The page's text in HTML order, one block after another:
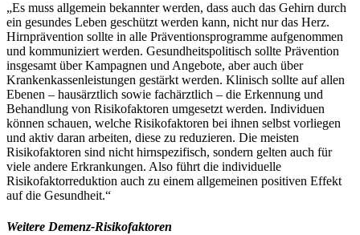
„Es muss allgemein bekannter werden, dass auch das Gehirn durch
ein gesundes Leben geschützt werden kann, nicht nur das Herz.
Hirnprävention sollte in alle Präventionsprogramme aufgenommen
und kommuniziert werden. Gesundheitspolitisch sollte Prävention
insgesamt über Kampagnen und Angebote, aber auch über
Krankenkassenleistungen gestärkt werden. Klinisch sollte auf allen
Ebenen – hausärztlich sowie fachärztlich – die Erkennung und
Behandlung von Risikofaktoren umgesetzt werden. Individuen
können schauen, welche Risikofaktoren bei ihnen selbst vorliegen
und aktiv daran arbeiten, diese zu reduzieren. Die meisten
Risikofaktoren sind nicht hirnspezifisch, sondern gelten auch für
viele andere Erkrankungen. Also führt die individuelle
Risikofaktorreduktion auch zu einem allgemeinen positiven Effekt
auf die Gesundheit.“
Weitere Demenz-Risikofaktoren